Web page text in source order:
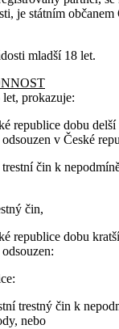
je státním
mladší 18 let.
prokazuje:
republice dobu
v České
čin k
čin,
republice dobu
trestný čin k
nebo